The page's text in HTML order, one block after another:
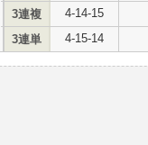
3連複 4-14-15
3連単 4-15-14